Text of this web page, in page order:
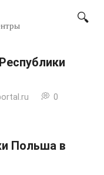
0
Польша в